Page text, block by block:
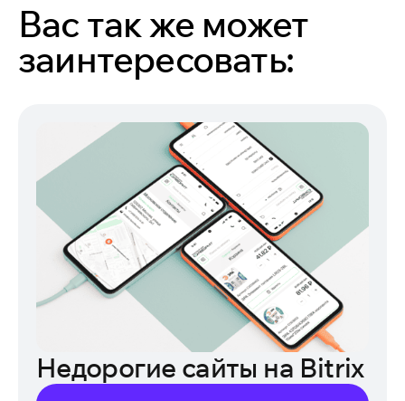
Вас так же может
заинтересовать:
Недорогие сайты на Bitrix